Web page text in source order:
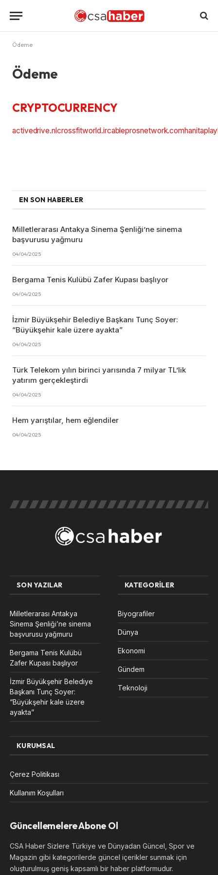
Ödeme
Ödeme
CRYPTOCURRENCY
activedrive.nl crossfitworld.ircableprosnetwork.com
EN SON HABERLER
Milletlerarası Antakya Sinema Şenliği’ne sinema
başvurusu yağmuru
04/04/2025
Bergama Tenis Kulübü Zafer Kupası başlıyor
04/04/2025
İzmir Büyükşehir Belediye Başkanı Tunç Soyer:
“Büyükşehir kale üzere ayakta”
04/04/2025
Türk Telekom yılın birinci yarısında 7 milyar TL’lik
yatırım gerçekleştirdi
04/04/2025
Hem yarıştılar, hem eğlendiler
04/04/2025
SON YAZILAR
Milletlerarası Antakya
Sinema Şenliği’ne sinema
başvurusu yağmuru
Bergama Tenis Kulübü
Zafer Kupası başlıyor
İzmir Büyükşehir Belediye
Başkanı Tunç Soyer:
“Büyükşehir kale üzere
ayakta”
KATEGORILER
Biyografiler
Dünya
Ekonomi
Gündem
Teknoloji
KURUMSAL
Çerez Politikası
Kullanım Koşulları
Güncellemelere Abone Ol
CSA Haber Sizlere Türkiye ve Dünyadan Güncel, Spor ve
Magazin gibi kategorilerde güncel içerikler sunmak için
oluşturulmuş geniş kapsamlı bir haber platformudur.